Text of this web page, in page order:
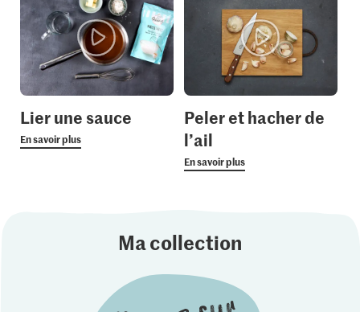
Lier une sauce
En savoir plus
Peler et hacher de
l’ail
En savoir plus
Ma collection